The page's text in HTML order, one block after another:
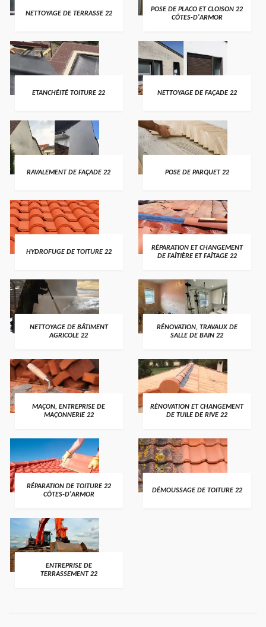
NETTOYAGE DE TERRASSE 22
POSE DE PLACO ET CLOISON 22
CÔTES-D'ARMOR
ETANCHÉITÉ TOITURE 22 NETTOYAGE DE FAÇADE 22
RAVALEMENT DE FAÇADE 22 POSE DE PARQUET 22
HYDROFUGE DE TOITURE 22
RÉPARATION ET CHANGEMENT
DE FAÎTIÈRE ET FAÎTAGE 22
NETTOYAGE DE BÂTIMENT
AGRICOLE 22
RÉNOVATION, TRAVAUX DE
SALLE DE BAIN 22
MAÇON, ENTREPRISE DE
MAÇONNERIE 22
RÉNOVATION ET CHANGEMENT
DE TUILE DE RIVE 22
RÉPARATION DE TOITURE 22
CÔTES-D'ARMOR
DÉMOUSSAGE DE TOITURE 22
ENTREPRISE DE
TERRASSEMENT 22